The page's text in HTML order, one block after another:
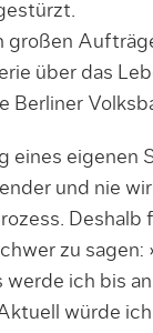
großen
über das
Berliner
eines eigenen
und nie
Deshalb
zu sagen:
ich bis
würde